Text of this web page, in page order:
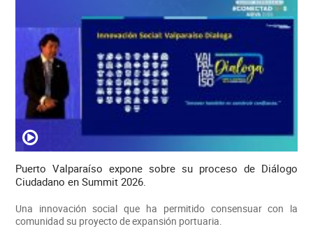
Puerto Valparaíso expone sobre su proceso de Diálogo
Ciudadano en Summit 2026.
Una innovación social que ha permitido consensuar con la
comunidad su proyecto de expansión portuaria.